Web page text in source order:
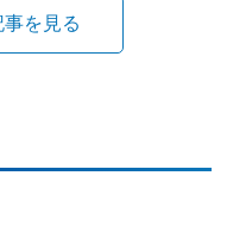
を見る